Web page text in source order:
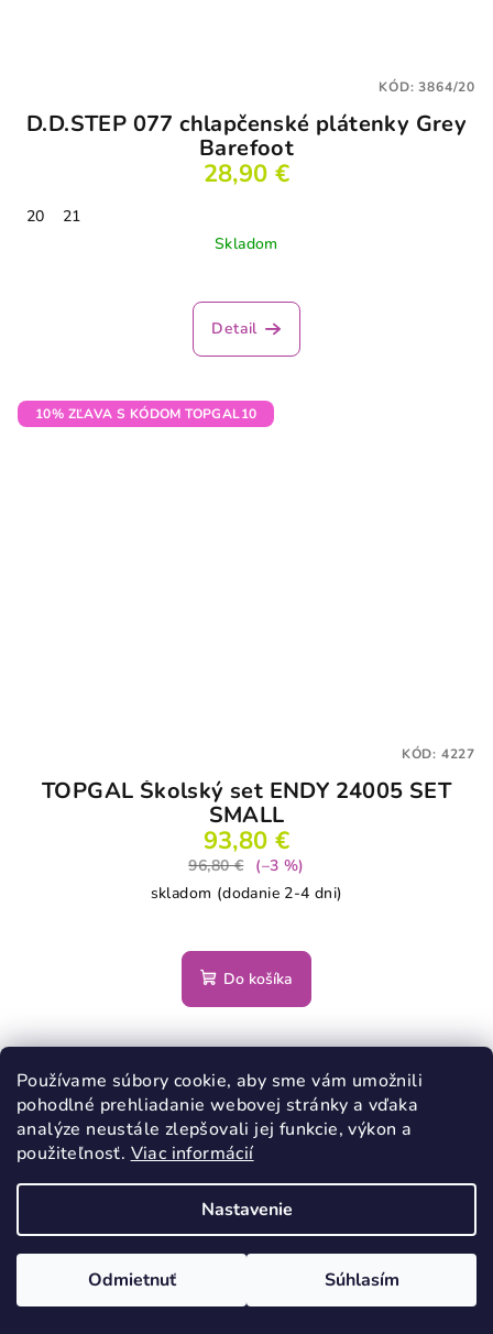
Používame súbory cookie, aby sme vám umožnili
pohodlné prehliadanie webovej stránky a vďaka
analýze neustále zlepšovali jej funkcie, výkon a
použiteľnosť. Viac informácií
Nastavenie
Odmietnuť Súhlasím
D.D.STEP 077 chlapčenské plátenky Grey
Barefoot
28,90 €
20
21
Skladom
Detail
KÓD:3864/20
10% ZĽAVA S KÓDOM TOPGAL10
TOPGAL Školský set ENDY 24005 SET
SMALL
93,80 €
96,80 €
(–3 %)
skladom (dodanie 2-4 dni)
Do košíka
KÓD: 4227